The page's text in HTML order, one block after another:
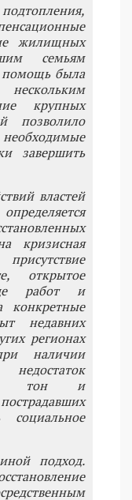
жилищных
семьям
помощь была
крупных
позволило
завершить
властей
кризисная
открытое
работ и
конкретные
недавних
регионах
наличии
тон и
подход.